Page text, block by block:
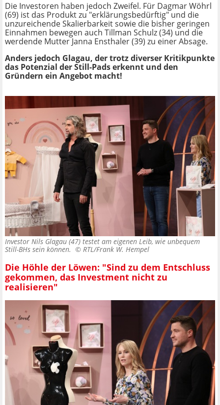
Die Investoren haben jedoch Zweifel. Für Dagmar Wöhrl
(69) ist das Produkt zu "erklärungsbedürftig" und die
unzureichende Skalierbarkeit sowie die bisher geringen
Einnahmen bewegen auch Tillman Schulz (34) und die
werdende Mutter Janna Ensthaler (39) zu einer Absage.
Anders jedoch Glagau, der trotz diverser Kritikpunkte
das Potenzial der Still-Pads erkennt und den
Gründern ein Angebot macht!
Investor Nils Glagau (47) testet am eigenen Leib, wie unbequem
Still-BHs sein können. © RTL/Frank W. Hempel
Die Höhle der Löwen: "Sind zu dem Entschluss
gekommen, das Investment nicht zu
realisieren"